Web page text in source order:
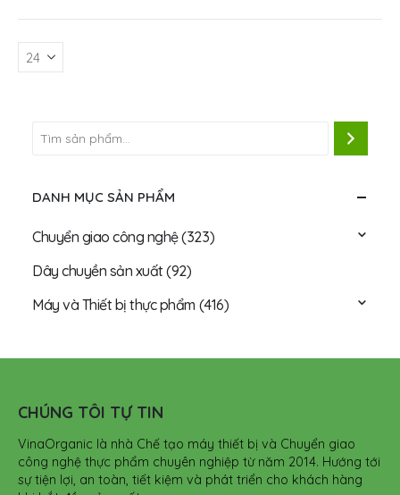
DANH MỤC SẢN PHẨM
Chuyển giao công nghệ(323)
Dây chuyền sản xuất(92)
Máy và Thiết bị thực phẩm (416)
CHÚNG TÔI TỰ TIN
VinaOrganic là nhà Chế tạo máy thiết bị và Chuyển giao
công nghệ thực phẩm chuyên nghiệp từ năm 2014. Hướng tới
sự tiện lợi, an toàn, tiết kiệm và phát triển cho khách hàng